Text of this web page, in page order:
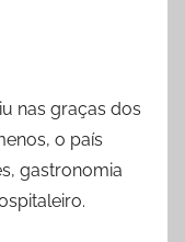
nas graças dos
o país
gastronomia